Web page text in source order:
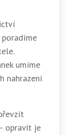
poradíme
umíme
nahrazení
opravit je